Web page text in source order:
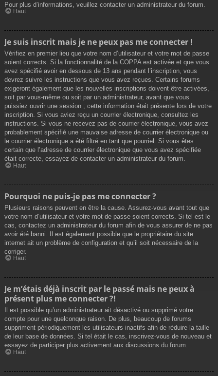
Pour plus d’informations, veuillez contacter un administrateur du forum.
Haut
Je suis inscrit mais je ne peux pas me connecter !
Vérifiez en premier lieu que votre nom d’utilisateur et votre mot de passe
soient corrects. Si la fonctionnalité de la COPPA est activée et que vous
avez spécifié avoir en dessous de 13 ans pendant l’inscription, vous
devrez suivre les instructions que vous avez reçues. Certains forums
exigeront également que les nouvelles inscriptions doivent être activées,
soit par vous-même ou soit par un administrateur, avant que vous
puissiez ouvrir une session ; cette information était présente lors de votre
inscription. Si vous aviez reçu un courrier électronique, consultez les
instructions. Si vous ne recevez pas de courrier électronique, vous avez
probablement spécifié une mauvaise adresse de courrier électronique ou
le courrier électronique a été filtré en tant que pourriel. Si vous êtes
certain que l’adresse de courrier électronique que vous avez spécifiée
était correcte, essayez de contacter un administrateur du forum.
Haut
Pourquoi ne puis-je pas me connecter ?
Plusieurs raisons peuvent en être la cause. Assurez-vous avant tout que
votre nom d’utilisateur et votre mot de passe soient corrects. Si tel est le
cas, contactez un administrateur du forum afin de vous assurer de ne pas
avoir été banni. Il est également possible que le propriétaire du site
internet ait un problème de configuration et qu’il soit nécessaire de la
corriger.
Haut
Je m’étais déjà inscrit par le passé mais ne peux à
présent plus me connecter ?!
Il est possible qu’un administrateur ait désactivé ou supprimé votre
compte pour une quelconque raison. De plus, beaucoup de forums
suppriment périodiquement les utilisateurs inactifs afin de réduire la taille
de leur base de données. Si tel était le cas, inscrivez-vous de nouveau et
essayez de participer plus activement aux discussions du forum.
Haut